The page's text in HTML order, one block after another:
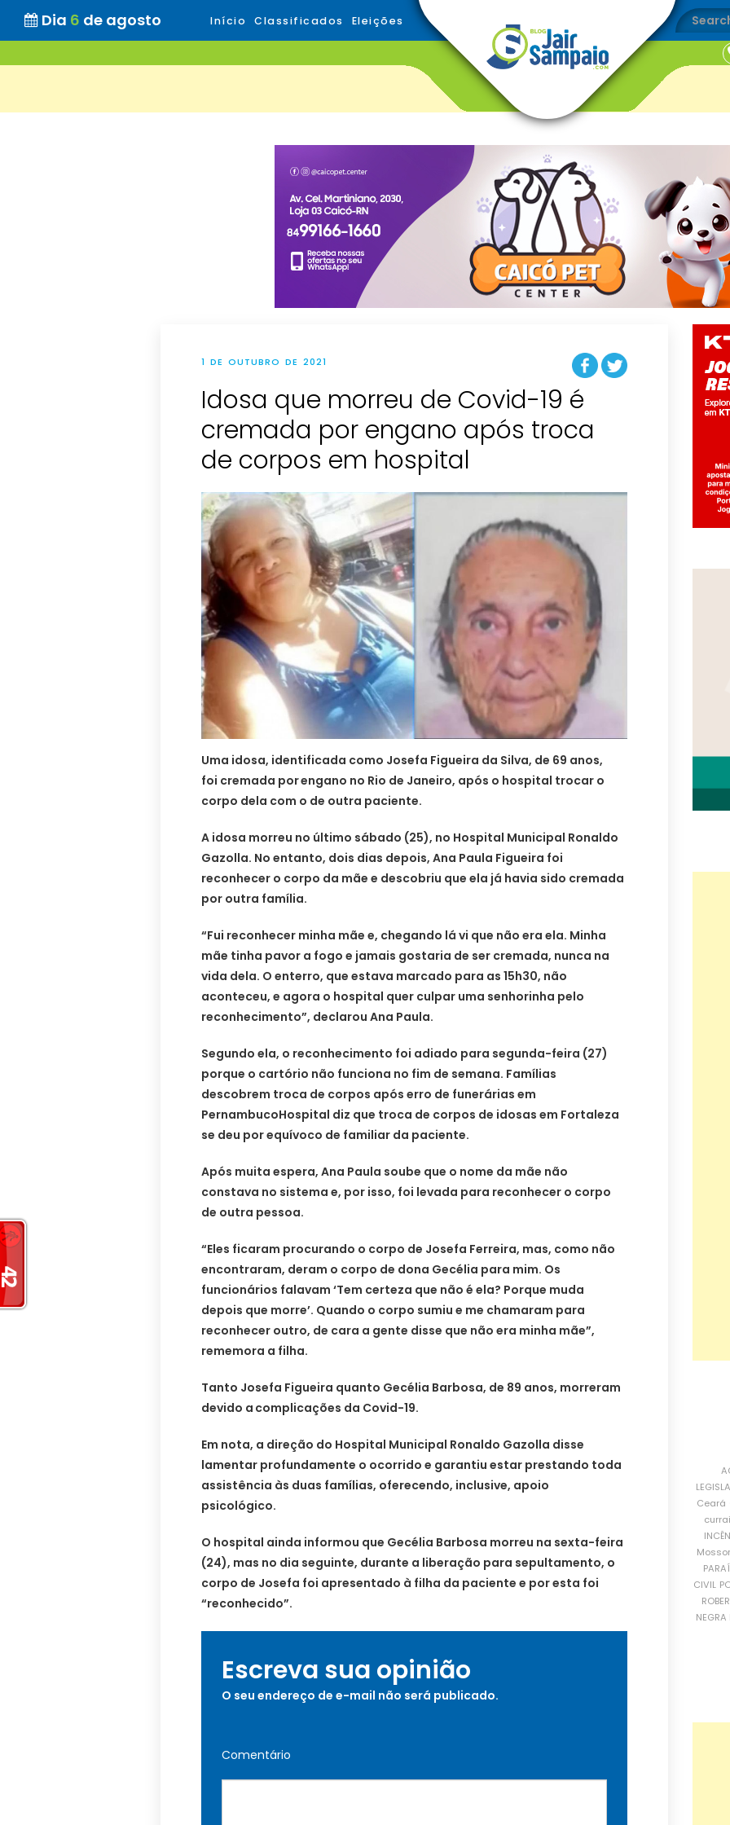
Dia 6 de agosto Início Classificados Eleições
1 DE OUTUBRO DE 2021
Idosa que morreu de Covid-19 é
cremada por engano após troca
de corpos em hospital
Uma idosa, identificada como Josefa Figueira da Silva, de 69 anos,
foi cremada porengano no Rio de Janeiro, após o hospital trocar o
corpo dela com o de outra paciente.
A idosa morreu no último sábado (25), no Hospital Municipal Ronaldo
Gazolla. No entanto, dois dias depois, Ana Paula Figueira foi
reconhecer o corpo da mãe e descobriu que ela já havia sido cremada
por outra família.
“Fui reconhecer minha mãe e, chegando lá vi que não era ela. Minha
mãe tinha pavor a fogo e jamais gostaria de ser cremada, nunca na
vida dela. O enterro, que estava marcado para as 15h30, não
aconteceu, e agora o hospital quer culpar uma senhorinha pelo
reconhecimento”, declarou Ana Paula.
Segundo ela, o reconhecimento foi adiado para segunda-feira (27)
porque o cartório não funciona no fim de semana. Famílias
descobrem troca de corpos após erro de funerárias em
PernambucoHospital diz que troca de corpos de idosas em Fortaleza
se deu por equívoco de familiar da paciente.
Após muita espera, Ana Paula soube que o nome da mãe não
constava no sistema e, por isso, foi levada para reconhecer o corpo
de outra pessoa.
“Eles ficaram procurando o corpo de Josefa Ferreira, mas, como não
encontraram, deram o corpo de dona Gecélia para mim. Os
funcionários falavam ‘Tem certeza que não é ela? Porque muda
depois que morre’. Quando o corpo sumiu e me chamaram para
reconhecer outro, de cara a gente disse que não era minha mãe”,
rememora a filha.
Tanto Josefa Figueira quanto Gecélia Barbosa, de 89 anos, morreram
devido a complicações da Covid-19.
Em nota, a direção do Hospital Municipal Ronaldo Gazolla disse
lamentar profundamente o ocorrido e garantiu estar prestando toda
assistência às duas famílias, oferecendo, inclusive, apoio
psicológico.
O hospital ainda informou que Gecélia Barbosa morreu na sexta-feira
(24), mas no dia seguinte, durante a liberação para sepultamento, o
corpo de Josefa foi apresentado à filha da paciente e por esta foi
“reconhecido”.
Escreva sua opinião
O seu endereço de e-mail não será publicado.
Comentário
Ceará
CIVIL
NEGRA